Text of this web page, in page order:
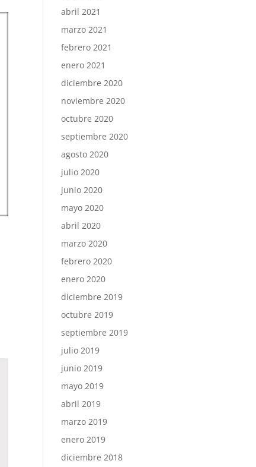
abril 2021
marzo 2021
febrero 2021
enero 2021
diciembre 2020
noviembre 2020
octubre 2020
septiembre 2020
agosto 2020
julio 2020
junio 2020
mayo 2020
abril 2020
marzo 2020
febrero 2020
enero 2020
diciembre 2019
octubre 2019
septiembre 2019
julio 2019
junio 2019
mayo 2019
abril 2019
marzo 2019
enero 2019
diciembre 2018